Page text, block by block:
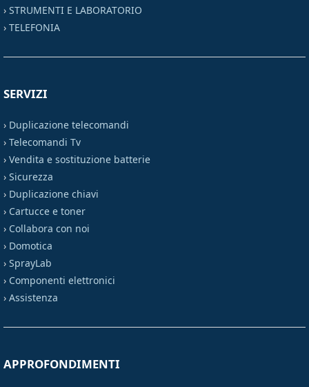
› STRUMENTI E LABORATORIO
› TELEFONIA
SERVIZI
› Duplicazione telecomandi
› Telecomandi Tv
› Vendita e sostituzione batterie
› Sicurezza
› Duplicazione chiavi
› Cartucce e toner
› Collabora con noi
› Domotica
› SprayLab
› Componenti elettronici
› Assistenza
APPROFONDIMENTI